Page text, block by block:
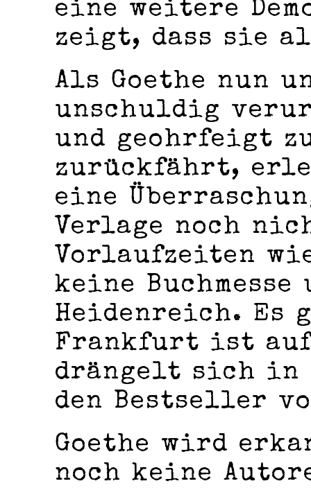
eine weitere
zeigt, dass sie
Als Goethe nun
unschuldig
und geohrfeigt
zurückfährt,
eine
Verlage noch
Vorlaufzeiten
keine
Heidenreich. Es
Frankfurt ist auf
drängelt sich in
den Bestseller
Goethe wird
noch keine